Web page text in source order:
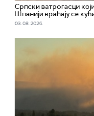
Српски ватрогасци
Шпанији враћају се
03. 08. 2026.